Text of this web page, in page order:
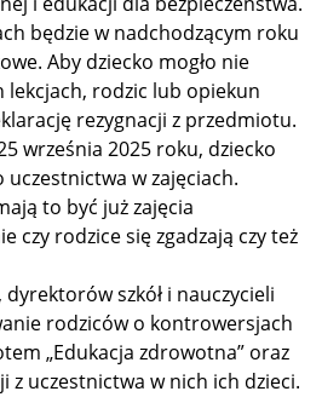
będzie w nadchodzącym roku
Aby dziecko mogło nie
lekcjach, rodzic lub opiekun
rezygnacji z przedmiotu.
września 2025 roku, dziecko
uczestnictwa w zajęciach.
to być już zajęcia
czy rodzice się zgadzają czy też
szkół i nauczycieli
rodziców o kontrowersjach
„Edukacja zdrowotna” oraz
z uczestnictwa w nich ich dzieci.